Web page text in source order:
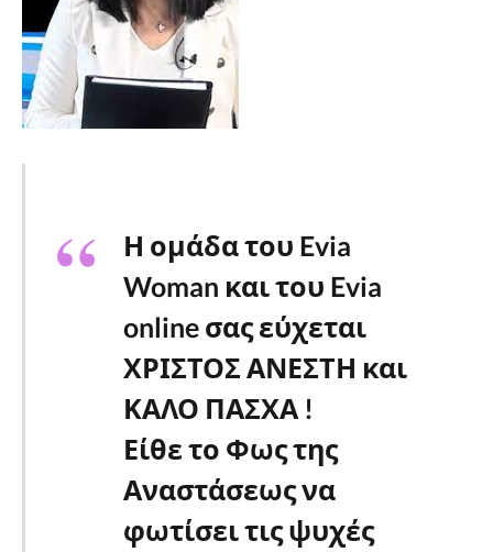
Η ομάδα του Evia
Woman και του Evia
online σας εύχεται
ΧΡΙΣΤΟΣ ΑΝΕΣΤΗ και
ΚΑΛΟ ΠΑΣΧΑ !
Είθε το Φως της
Αναστάσεως να
φωτίσει τις ψυχές